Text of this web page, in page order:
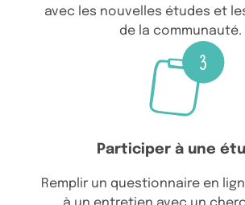
avec les nouvelles études et
de la communauté.
Participer à une
Remplir un questionnaire en